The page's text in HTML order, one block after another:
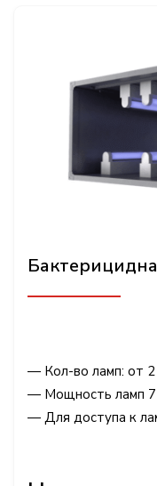
— Кол-во ламп: от
— Мощность ламп
— Для доступа к